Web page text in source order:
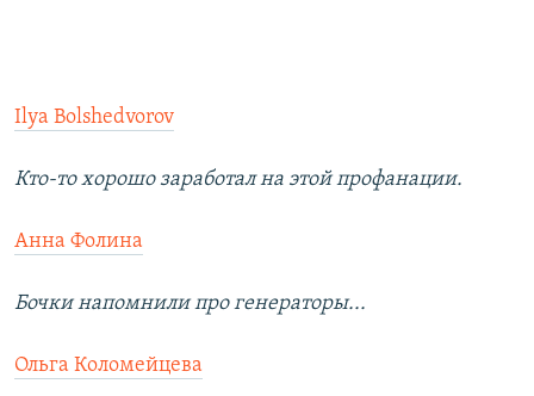
Ilya Bolshedvorov
Кто-то хорошо заработал на этой профанации.
Анна Фолина
Бочки напомнили про генераторы...
Ольга Коломейцева